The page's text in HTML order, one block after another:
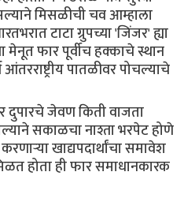
मिसळीची चव आम्हाला
टाटा ग्रुपच्या 'जिंजर' ह्या
फार पूर्वीच हक्काचे स्थान
पातळीवर पोचल्याचे
दुपारचे जेवण किती वाजता
सकाळचा नाश्ता भरपेट होणे
खाद्यपदार्थांचा समावेश
होता ही फार समाधानकारक